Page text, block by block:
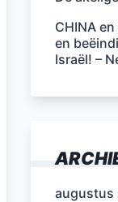
CHINA
en
Israël! –
augustus